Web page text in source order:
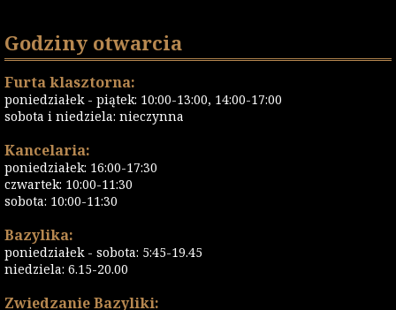
Godziny otwarcia
Furta klasztorna:
poniedziałek - piątek: 10:00-13:00, 14:00-17:00
sobota i niedziela: nieczynna
Kancelaria:
poniedziałek: 16:00-17:30
czwartek: 10:00-11:30
sobota: 10:00-11:30
Bazylika:
poniedziałek - sobota: 5:45-19.45
niedziela: 6.15-20.00
Zwiedzanie Bazyliki: